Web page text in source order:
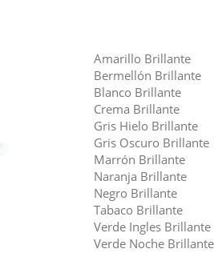
Amarillo Brillante
Bermellón Brillante
Blanco Brillante
Crema Brillante
Gris Hielo Brillante
Gris Oscuro Brillante
Marrón Brillante
Naranja Brillante
Negro Brillante
Tabaco Brillante
Verde Ingles Brillante
Verde Noche Brillante